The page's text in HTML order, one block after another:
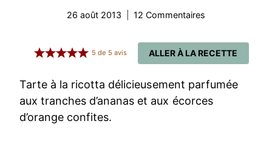
26 août 2013 12 Commentaires
ALLER À LA RECETTE
5 de 5 avis
Tarte à la ricotta délicieusement parfumée
aux tranches d’ananas et aux écorces
d’orange confites.